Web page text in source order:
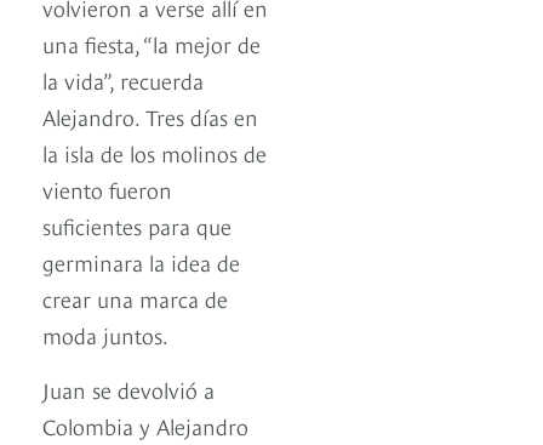
volvieron a verse allí en
una fiesta, “la mejor de
la vida”, recuerda
Alejandro. Tres días en
la isla de los molinos de
viento fueron
suficientes para que
germinara la idea de
crear una marca de
moda juntos.
Juan se devolvió a
Colombia y Alejandro